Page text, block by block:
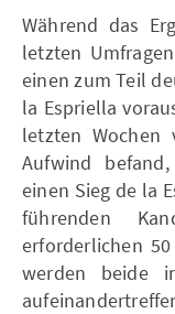
Während das
letzten
einen zum Teil
la Espriella
letzten Wochen
Aufwind
einen Sieg de la
führenden
erforderlichen
werden beide